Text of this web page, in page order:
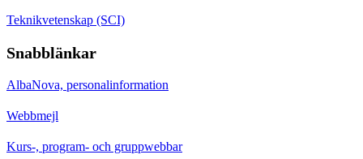
Teknikvetenskap (SCI)
Snabblänkar
AlbaNova, personalinformation
Webbmejl
Kurs-, program- och gruppwebbar